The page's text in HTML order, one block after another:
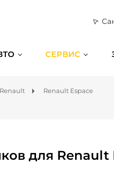
СЕРВИС
Renault Renault Espace
для Renault